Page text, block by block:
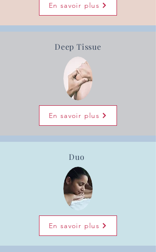
En savoir plus
Deep Tissue
En savoir plus
Duo
En savoir plus